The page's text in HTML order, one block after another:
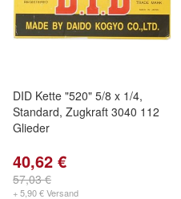
DID Kette "520" 5/8 x 1/4,
Standard, Zugkraft 3040 112
Glieder
40,62 €
57,03 €
+ 5,90 € Versand